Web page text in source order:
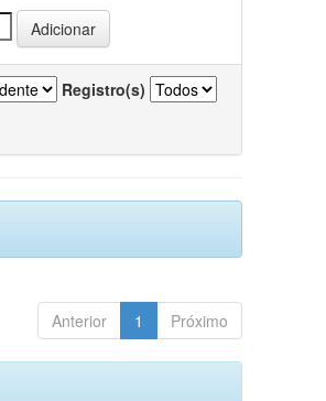
Registro(s)
Anterior 1 Próximo